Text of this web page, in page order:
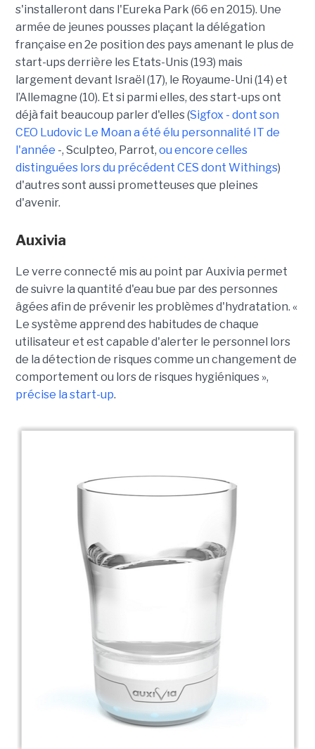
s'installeront dans l'Eureka Park (66 en 2015). Une
armée de jeunes pousses plaçant la délégation
française en 2e position des pays amenant le plus de
start-ups derrière les Etats-Unis (193) mais
largement devant Israël (17), le Royaume-Uni (14) et
l’Allemagne (10). Et si parmi elles, des start-ups ont
déjà fait beaucoup parler d'elles (Sigfox - dont son
CEO Ludovic Le Moan a été élu personnalité IT de
l'année -, Sculpteo, Parrot, ou encore celles
distinguées lors du précédent CES dont Withings)
d'autres sont aussi prometteuses que pleines
d'avenir.
Auxivia
Le verre connecté mis au point par Auxivia permet
de suivre la quantité d'eau bue par des personnes
âgées afin de prévenir les problèmes d'hydratation. «
Le système apprend des habitudes de chaque
utilisateur et est capable d'alerter le personnel lors
de la détection de risques comme un changement de
comportement ou lors de risques hygiéniques »,
précise la start-up.